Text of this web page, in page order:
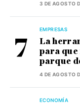
3 DE AGOSTO
EMPRESAS
La
para que
parque
4 DE AGOSTO
ECONOMÍA